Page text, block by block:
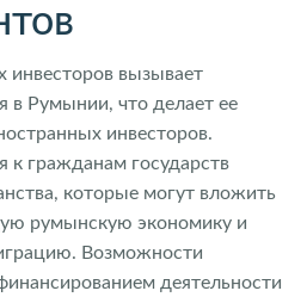
инвесторов вызывает
в Румынии, что делает ее
инвесторов.
к гражданам государств
которые могут вложить
румынскую экономику и
Возможности
деятельности